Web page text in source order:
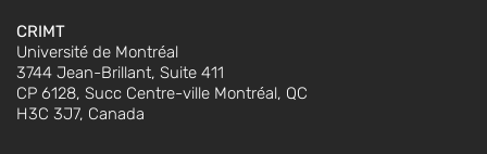
CRIMT
Université de Montréal
3744 Jean-Brillant, Suite 411
CP 6128, Succ Centre-ville Montréal, QC
H3C 3J7, Canada